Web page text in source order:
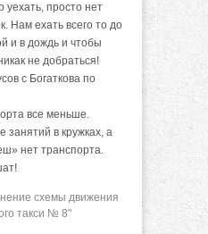
просто нет
Нам ехать всего то до
и в дождь и чтобы
не добраться!
с Богаткова по
все меньше.
занятий в кружках, а
нет транспорта.
схемы движения
такси № 8"